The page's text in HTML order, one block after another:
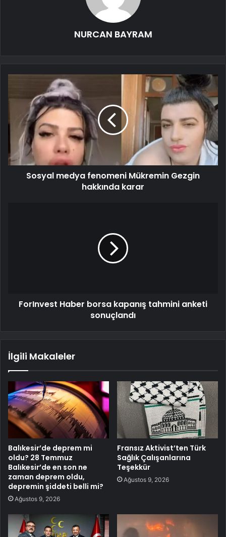
NURCAN BAYRAM
Sosyal medya fenomeni Mükremin Gezgin
hakkında karar
ForInvest Haber borsa kapanış tahmini anketi
sonuçlandı
İlgili Makaleler
Balıkesir’de deprem mi
oldu? 28 Temmuz
Balıkesir’de en son ne
zaman deprem oldu,
depremin şiddeti belli mi?
Ağustos 9, 2026
Fransız Aktivist’ten Türk
Sağlık Çalışanlarına
Teşekkür
Ağustos 9, 2026